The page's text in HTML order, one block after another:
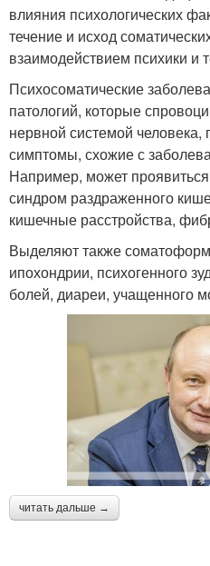
влияния психологических
течение и исход
взаимодействием психики и
Психосоматические
патологий, которые
нервной системой
симптомы, схожие с
Например, может
синдром раздраженного
кишечные расстройства,
Выделяют также
ипохондрии, психогенного
болей, диареи, учащенного
читать дальше →